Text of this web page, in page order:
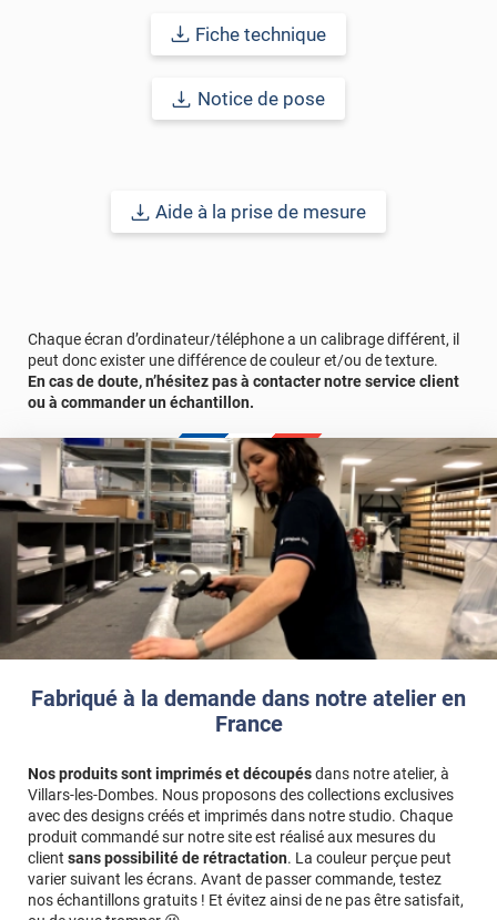
Fabriqué à la demande dans notre atelier en
France
Nos produits sont imprimés et découpésdans notre atelier, à
Villars-les-Dombes. Nous proposons des collections exclusives
avec des designs créés et imprimés dans notre studio. Chaque
produit commandé sur notre site est réalisé aux mesures du
client sans possibilité de rétractation. La couleur perçue peut
varier suivant les écrans. Avant de passer commande, testez
nos échantillons gratuits ! Et évitez ainsi de ne pas être satisfait,
contaminant. Certains matériaux comme le polycarbonate
peuvent générer des problèmes de bullage. Un test de
Référence produit :OPAQ-1117ix
Fiche technique
Notice de pose
Aide à la prise de mesure
Chaque écran d’ordinateur/téléphone a un calibrage différent, il
peut donc exister une différence de couleur et/ou de texture.
En cas de doute, n’hésitez pas à contacter notre service client
ou à commander un échantillon.